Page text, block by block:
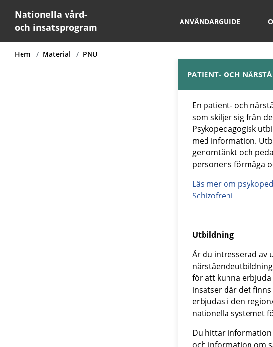
Nationella vård-
och insatsprogram
ANVÄNDARGUIDE
Hem Material PNU
PATIENT- OCH
En patient- och
som skiljer sig från
Psykopedagogisk
med information.
genomtänkt och
personens förmåga
Läs mer om
Schizofreni
Utbildning
Är du intresserad av
för att kunna
insatser där det
erbjudas i den
nationella systemet
Du hittar information
och information om